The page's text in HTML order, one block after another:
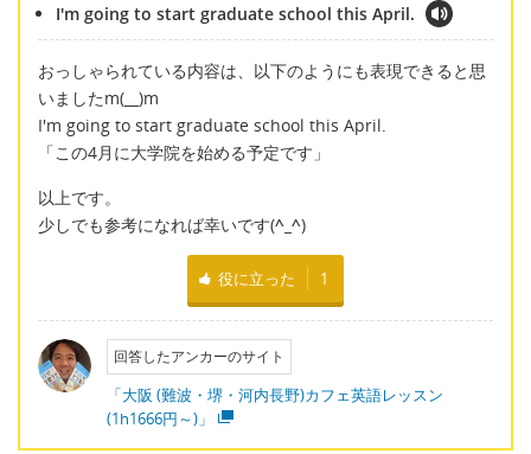
I'm going to start graduate school this April.
おっしゃられている内容は、以下のようにも表現できると思
いましたm(__)m
I'm going to start graduate school this April.
「この4月に大学院を始める予定です」
以上です。
少しでも参考になれば幸いです(^_^)
役に立った 1
回答したアンカーのサイト
「大阪 (難波・堺・河内長野)カフェ英語レッスン
(1h1666円～)」